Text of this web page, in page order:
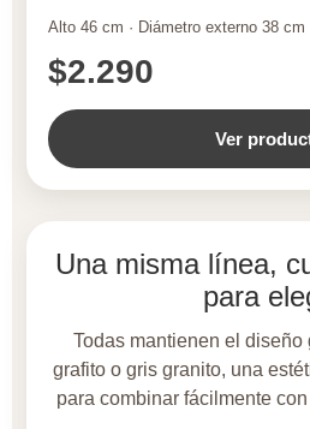
Alto 46 cm · Diámetro externo 38 cm
$2.290
Ver
Una misma línea,
para
Todas mantienen el diseño
grafito o gris granito, una
para combinar fácilmente